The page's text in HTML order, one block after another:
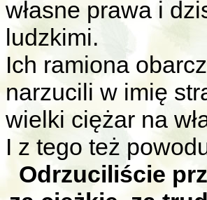
własne prawa i
ludzkimi.
Ich ramiona
narzucili w imię
wielki ciężar na
I z tego też
Odrzuciliście